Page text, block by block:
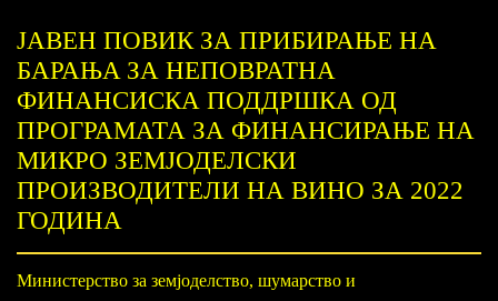
ЈАВЕН ПОВИК ЗА ПРИБИРАЊЕ НА
БАРАЊA ЗА НЕПОВРАТНА
ФИНАНСИСКА ПОДДРШКА ОД
ПРОГРАМАТА ЗА ФИНАНСИРАЊЕ НА
МИКРО ЗЕМЈОДЕЛСКИ
ПРОИЗВОДИТЕЛИ НА ВИНО ЗА 2022
ГОДИНА
Министерство за земјоделство, шумарство и